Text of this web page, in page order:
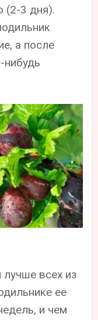
(2-3 дня).
а после
нибудь
лучше всех из
ее
и чем